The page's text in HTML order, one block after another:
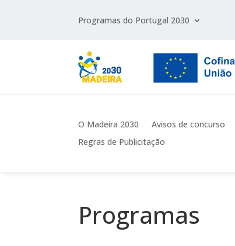
Programas do Portugal 2030
O Madeira 2030 Avisos de concurso
Regras de Publicitação
Programas